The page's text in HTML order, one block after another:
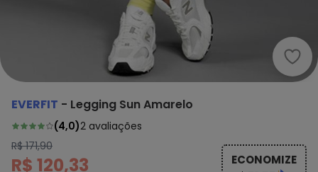
EVERFIT - Legging Sun Amarelo
(4,0)2 avaliações
R$ 171,90
R$ 120,33
ECONOMIZE